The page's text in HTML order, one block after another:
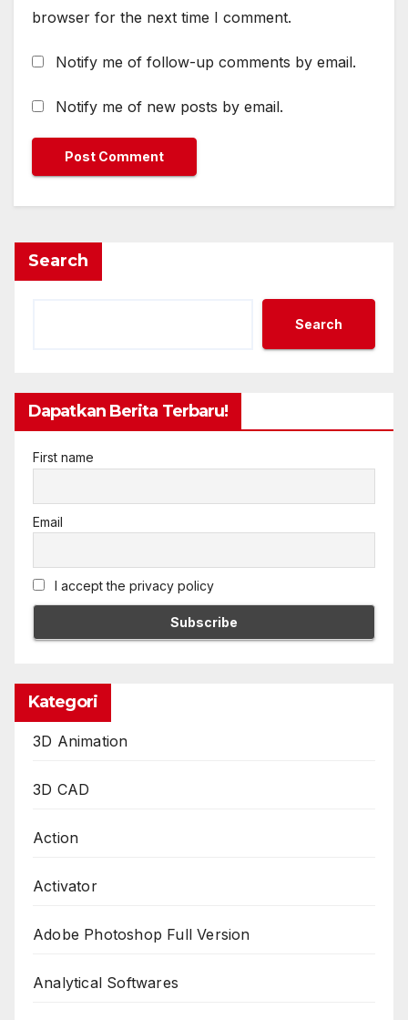
browser for the next time I comment.
Notify me of follow-up comments by email.
Notify me of new posts by email.
Search
Search
Dapatkan Berita Terbaru!
First name
Email
I accept the privacy policy
Kategori
3D Animation
3D CAD
Action
Activator
Adobe Photoshop Full Version
Analytical Softwares